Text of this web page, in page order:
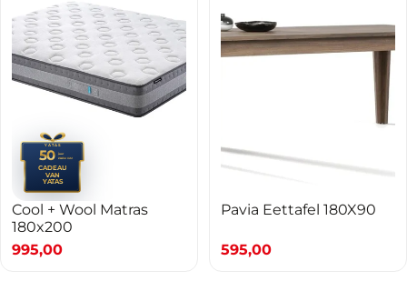
TOEVOEGEN AAN WINKELWAGEN
YATAS
50
jaar
PREMIUM
CADEAU
VAN
YATAS
Cool + Wool Matras
180x200
995,00
Pavia Eettafel 180X90
595,00